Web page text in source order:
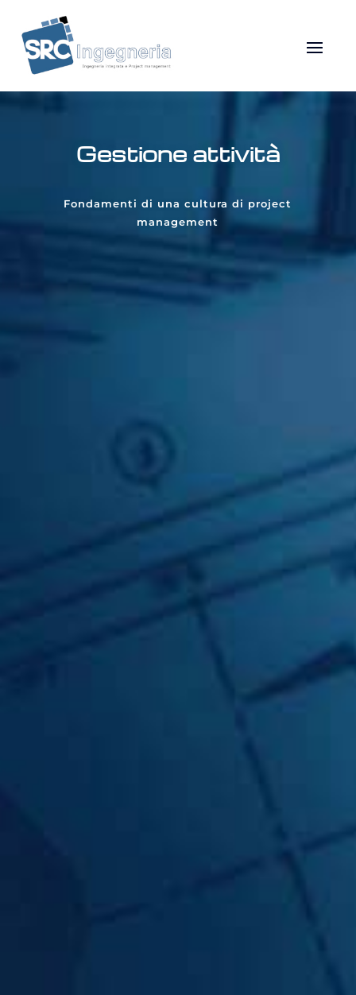
Gestione attività
Fondamenti di una cultura di project
management